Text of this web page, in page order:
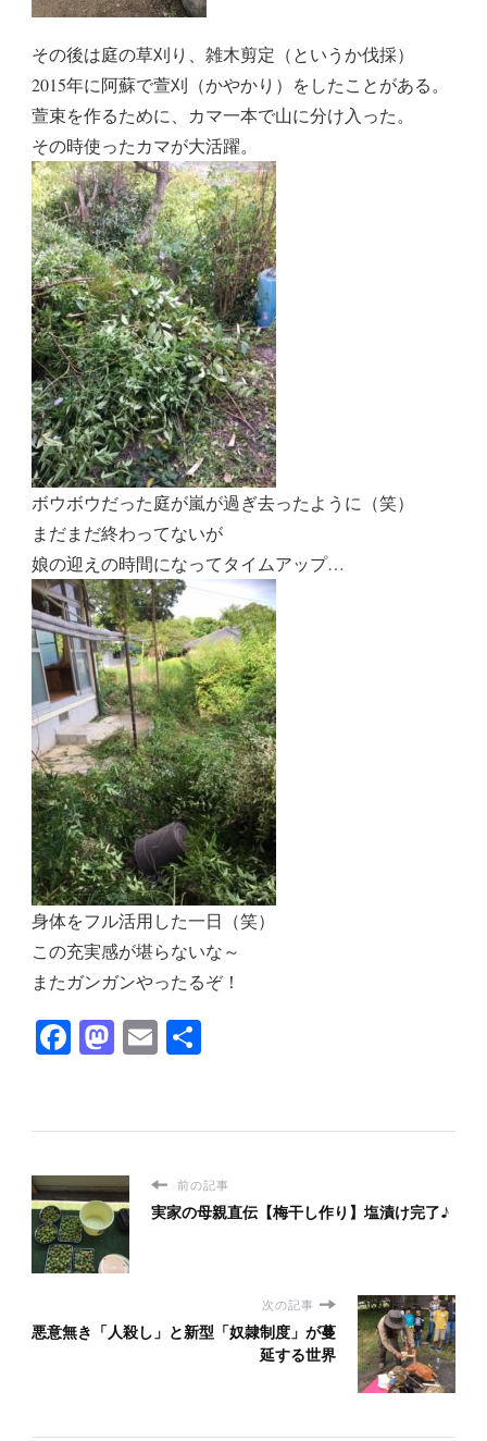
その後は庭の草刈り、雑木剪定（というか伐採）
2015年に阿蘇で萱刈（かやかり）をしたことがある。
萱束を作るために、カマ一本で山に分け入った。
その時使ったカマが大活躍。
ボウボウだった庭が嵐が過ぎ去ったように（笑）
まだまだ終わってないが
娘の迎えの時間になってタイムアップ…
身体をフル活用した一日（笑）
この充実感が堪らないな～
またガンガンやったるぞ！
Facebook
Mastodon
Email
前の記事
実家の母親直伝【梅干し作り】塩漬け完了♪
次の記事
悪意無き「人殺し」と新型「奴隷制度」が蔓
延する世界